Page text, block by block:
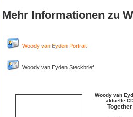
Mehr Informationen zu
Woody van Eyden Portrait
Woody van Eyden Steckbrief
Woody van
aktuelle
Together